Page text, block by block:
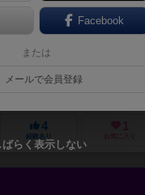
ジまで 様々な男の子（？）が
彼らの要望に合わせてメガネ
...
（Shiki Hasekawa）
4
経験あり お気に入り
Facebook
または
メールで会員登録
ばらく表示しない